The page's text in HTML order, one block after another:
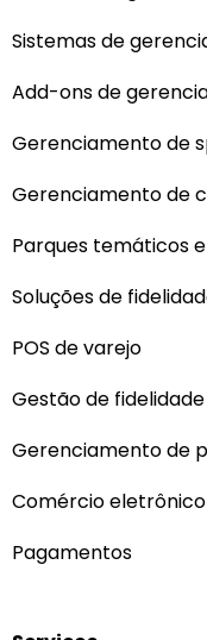
Sistemas de
Add-ons de
Gerenciamento de
Gerenciamento de
Parques temáticos
Soluções de
POS de varejo
Gestão de
Gerenciamento de
Comércio
Pagamentos